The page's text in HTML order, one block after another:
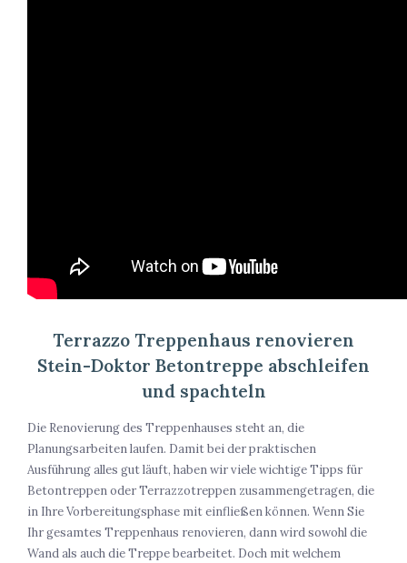
Terrazzo Treppenhaus renovieren
Stein-Doktor Betontreppe abschleifen
und spachteln
Die Renovierung des Treppenhauses steht an, die
Planungsarbeiten laufen. Damit bei der praktischen
Ausführung alles gut läuft, haben wir viele wichtige Tipps für
Betontreppen oder Terrazzotreppen zusammengetragen, die
in Ihre Vorbereitungsphase mit einfließen können. Wenn Sie
Ihr gesamtes Treppenhaus renovieren, dann wird sowohl die
Wand als auch die Treppe bearbeitet. Doch mit welchem